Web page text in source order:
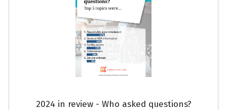
2024 in review - Who asked questions?